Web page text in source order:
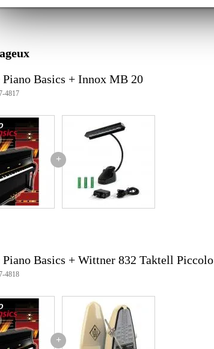
piano
CD
Piano Basics + Innox MB 20
4817
+
Piano Basics + Wittner 832 Taktell Piccolo
4818
+